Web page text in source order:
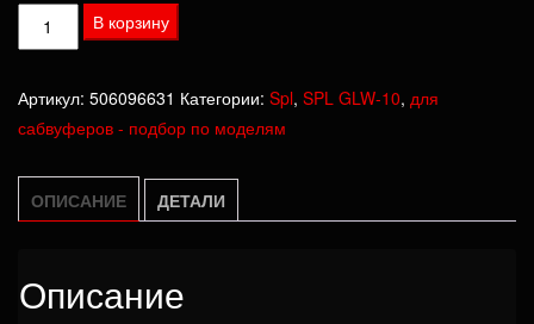
Количество
товара
SPL
GLW-
В корзину
Артикул: 506096631 Категории: Spl, SPL GLW-10, для
сабвуферов - подбор по моделям
ОПИСАНИЕ ДЕТАЛИ
Описание